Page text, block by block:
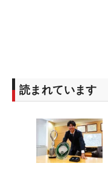
読まれています